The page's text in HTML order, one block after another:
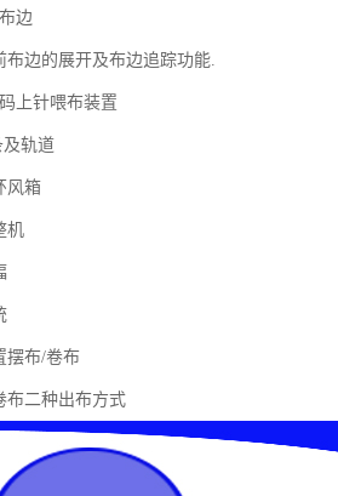
边
布边的展开及布边追踪功能.
上针喂布装置
及轨道
风箱
机
摆布/卷布
布二种出布方式